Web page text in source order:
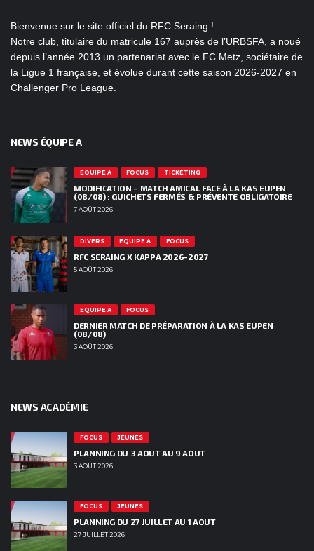
Bienvenue sur le site officiel du RFC Seraing !
Notre club, titulaire du matricule 167 auprès de l’URBSFA, a noué
depuis l’année 2013 un partenariat avec le FC Metz, sociétaire de
la Ligue 1 française, et évolue durant cette saison 2026-2027 en
Challenger Pro League.
NEWS ÉQUIPE A
EQUIPE A FOCUS TICKETING
MODIFICATION – MATCH AMICAL FACE À LA KAS EUPEN
(08/08) : GUICHETS FERMÉS & PRÉVENTE OBLIGATOIRE
7 AOÛT 2026
DIVERS EQUIPE A FOCUS
RFC SERAING X KAPPA 2026-2027
5 AOÛT 2026
EQUIPE A FOCUS
DERNIER MATCH DE PRÉPARATION À LA KAS EUPEN
(08/08)
3 AOÛT 2026
NEWS ACADÉMIE
FOCUS JEUNES
PLANNING DU 3 AOUT AU 9 AOUT
3 AOÛT 2026
FOCUS JEUNES
PLANNING DU 27 JUILLET AU 1 AOUT
27 JUILLET 2026